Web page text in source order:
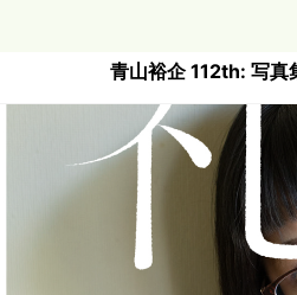
青山裕企 112th: 写